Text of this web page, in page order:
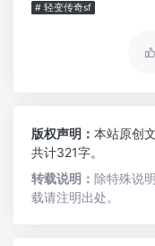
# 轻变传奇sf
版权声明： 本站原创
共计321字。
转载说明： 除特殊说
载请注明出处。